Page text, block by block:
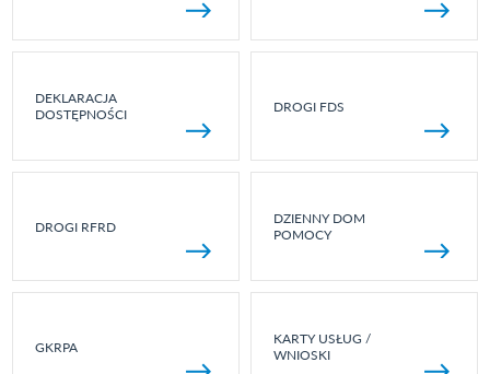
DEKLARACJA
DOSTĘPNOŚCI
DROGI FDS
DROGI RFRD
DZIENNY DOM
POMOCY
GKRPA
KARTY USŁUG /
WNIOSKI